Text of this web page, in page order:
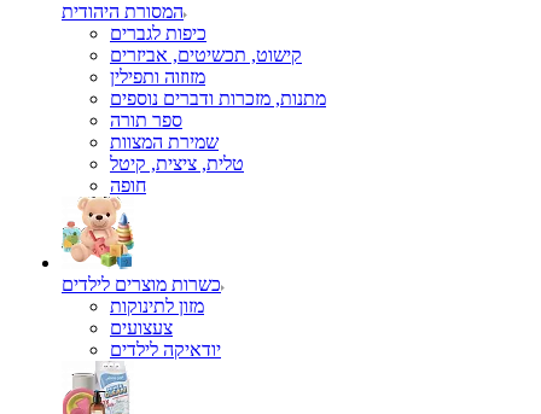
המסורת היהודית
כיפות לגברים
קישוט, תכשיטים, אביזרים
מזוזוה ותפילין
מתנות, מזכרות ודברים נוספים
ספר תורה
שמירת המצוות
טלית, ציצית, קיטל
כשרות מוצרים לילדים
מזון לתינוקות
צעצועים
יודאיקה לילדים